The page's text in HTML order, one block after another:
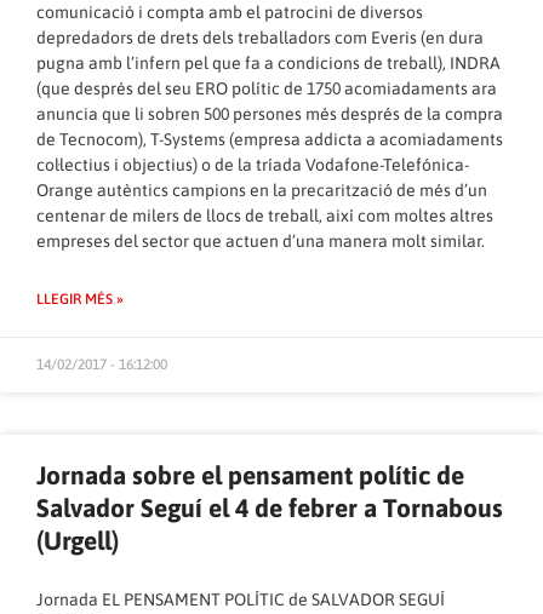
comunicació i compta amb el patrocini de diversos
depredadors de drets dels treballadors com Everis (en dura
pugna amb l’infern pel que fa a condicions de treball), INDRA
(que després del seu ERO polític de 1750 acomiadaments ara
anuncia que li sobren 500 persones més després de la compra
de Tecnocom), T-Systems (empresa addicta a acomiadaments
col·lectius i objectius) o de la tríada Vodafone-Telefónica-
Orange autèntics campions en la precarització de més d’un
centenar de milers de llocs de treball, així com moltes altres
empreses del sector que actuen d’una manera molt similar.
LLEGIR MÉS »
14/02/2017 - 16:12:00
Jornada sobre el pensament polític de
Salvador Seguí el 4 de febrer a Tornabous
(Urgell)
Jornada EL PENSAMENT POLÍTIC de SALVADOR SEGUÍ